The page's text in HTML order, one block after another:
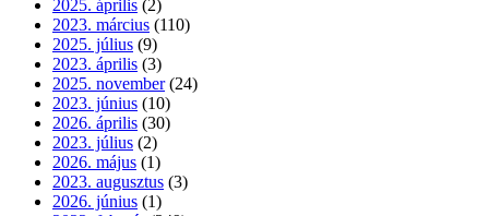
2025. április (2)
2023. március (110)
2025. július (9)
2023. április (3)
2025. november (24)
2023. június (10)
2026. április (30)
2023. július (2)
2026. május (1)
2023. augusztus (3)
2026. június (1)